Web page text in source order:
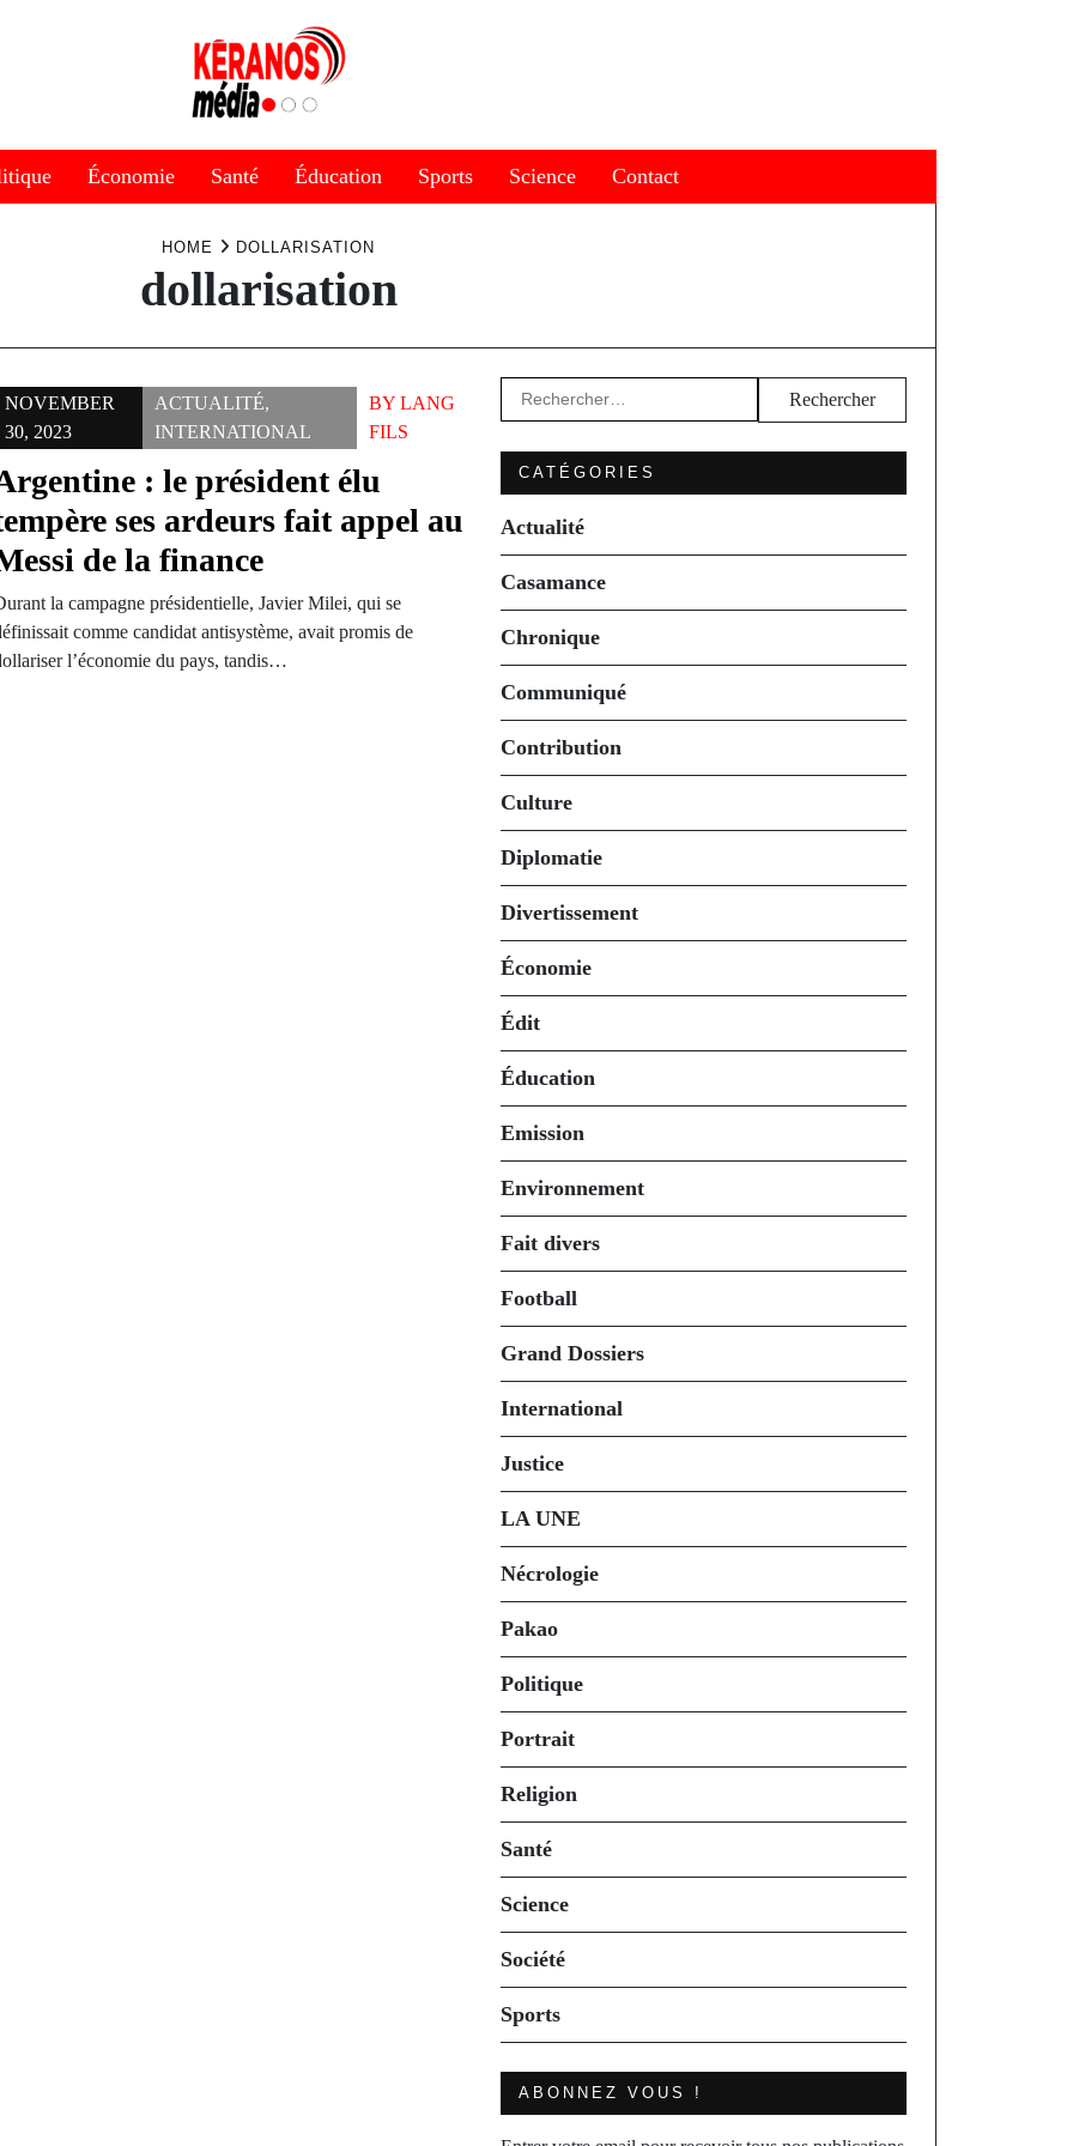
Économie Santé Éducation Sports Science Contact
HOME DOLLARISATION
dollarisation
NOVEMBER
30, 2023
ACTUALITÉ,
INTERNATIONAL
BYLANG
FILS
: le président élu
ses ardeurs fait appel au
de la finance
la campagne présidentielle, Javier Milei, qui se
comme candidat antisystème, avait promis de
l’économie du pays, tandis…
Rechercher :
CATÉGORIES
Actualité
Casamance
Chronique
Communiqué
Contribution
Culture
Diplomatie
Divertissement
Économie
Édit
Éducation
Emission
Environnement
Fait divers
Football
Grand Dossiers
International
Justice
LA UNE
Nécrologie
Pakao
Politique
Portrait
Religion
Santé
Science
Société
Sports
ABONNEZ VOUS !